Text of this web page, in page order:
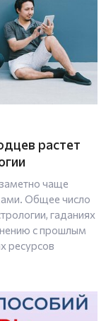
растет
чаще
Общее число
гаданиях
с прошлым
ресурсов